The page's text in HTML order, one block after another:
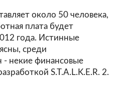
около 50 человека,
плата будет
года. Истинные
среди
- некие финансовые
S.T.A.L.K.E.R. 2.